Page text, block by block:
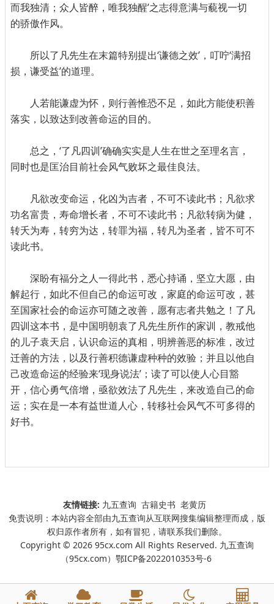
而我独清；众人皆醉，唯我独醒’之志得意满与藐视一切
的骄傲作风。
所以了凡先生在末篇特别提出‘谦德之效’，叮咛‘满招
损，谦受益’的道理。
人若能谦虚为怀，则行善惟恐不足，如此方能使积善
落实，以致达到改善命运的目的。
总之，‘了凡四训’确确实实是人生在世之至理名言，
同时也是匡治目前社会风气败坏之最佳良法。
凡欲改变命运，化凶为吉者，不可不读此书；凡欲求
功名富贵，寿命增长者，不可不读此书；凡欲转病为健，
转夭为寿，转穷为达，转罪为福，转凡为圣者，皆不可不
读此书。
深盼有福分之人一得此书，悉心持诵，坚立大愿，由
解起行，如此不但自己的命运可改，家庭的命运可改，甚
至国家社会的命运亦可随之改善，愿有志者共勉之！了凡
四训这本书，是中国明朝袁了凡先生所作的家训，教戒他
的儿子袁天启，认识命运的真相，明辨善恶的标准，改过
迁善的方法，以及行善积德谦虚种种的效验；并且以他自
己改造命运的经验来‘现身说法’；读了可以使人心目豁
开，信心勇气倍增，亟欲效法了凡先生，来改造自己的命
运；实在是一本有益世道人心，转移社会风气不可多得的
好书。
友情链接: 九五查询 古籍史书 老黄历
免责说明：本站内容全部由九五查询从互联网搜集编辑整理而成，版
权归原作者所有，如有冒犯，请联系我们删除。
Copyright © 2026 95cx.com All Rights Reserved. 九五查询
（95cx.com） 鄂ICP备2022010353号-6